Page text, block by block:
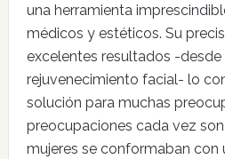
una herramienta
médicos y estéticos. Su
excelentes resultados -
rejuvenecimiento facial- lo
solución para muchas
preocupaciones cada vez
mujeres se conformaban con